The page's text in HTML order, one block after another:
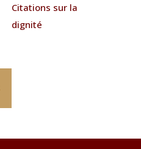
Citations sur la
dignité